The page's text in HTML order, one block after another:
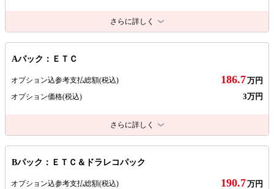
さらに詳しく
Aパック：ＥＴＣ
オプション込参考支払総額(税込) 186.7万円
オプション価格(税込) 3万円
さらに詳しく
Bパック：ＥＴＣ＆ドラレコパック
オプション込参考支払総額(税込) 190.7万円